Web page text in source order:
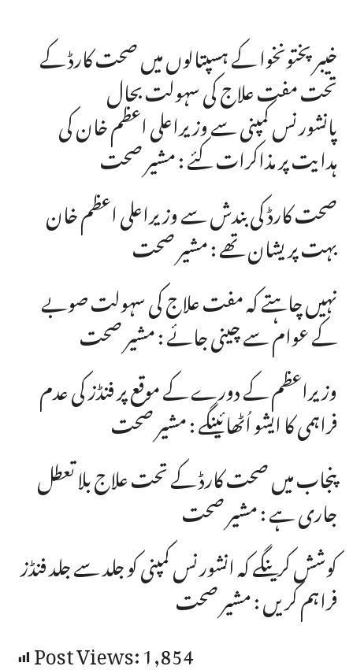
خیبرپختونخوا کے ہسپتالوں میں صحت کارڈ کے
تحت مفت علاج کی سہولت بحال
پانشورنس کمپنی سے وزیراعلی اعظم خان کی
ہدایت پر مذاکرات کئے : مشیر صحت
بہت پریشان تھے : مشیر صحت
کے عوام سے چینی جائے : مشیر صحت
فراہمی کا ایشو اُٹھائینگے : مشیر صحت
جاری ہے : مشیر صحت
کوشش کرینگے کہ انشورنس کمپنی کو جلد سے جلد فنڈز
فراہم کریں : مشیر صحت
Post Views:1,854